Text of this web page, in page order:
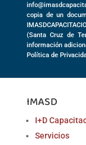
copia de un
(Santa Cruz de
información
Política de
IMASD
I+D
Servicios